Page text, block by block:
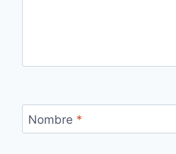
Nombre *